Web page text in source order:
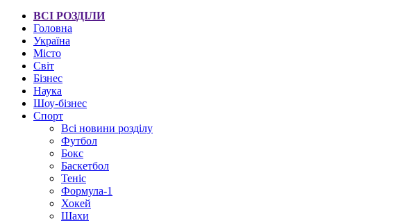
ВСІ РОЗДІЛИ
Головна
Україна
Місто
Світ
Бізнес
Наука
Шоу-бізнес
Спорт
Всі новини розділу
Футбол
Бокс
Баскетбол
Теніс
Формула-1
Хокей
Шахи